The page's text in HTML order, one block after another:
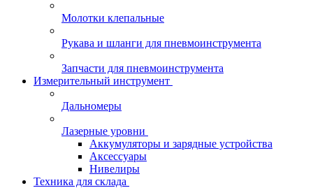
Молотки клепальные
Рукава и шланги для пневмоинструмента
Запчасти для пневмоинструмента
Измерительный инструмент
Дальномеры
Лазерные уровни
Аккумуляторы и зарядные устройства
Аксессуары
Нивелиры
Техника для склада